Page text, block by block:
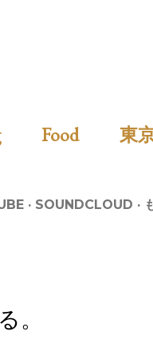
Food 東
SOUNDCLOUD
。